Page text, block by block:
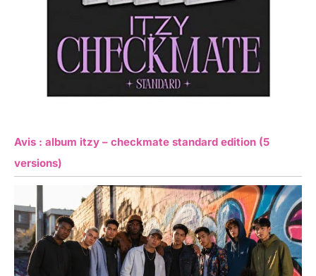
Avis : album itzy – checkmate standard edition (5
versions)